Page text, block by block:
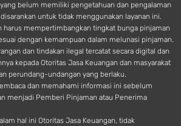
belum memiliki pengetahuan dan pengalaman
untuk tidak menggunakan layanan ini.
harus mempertimbangkan tingkat bunga pinjaman
dengan kemampuan dalam melunasi pinjaman.
dan tindakan ilegal tercatat secara digital dan
kepada Otoritas Jasa Keuangan dan masyarakat
perundang-undangan yang berlaku.
dan memahami informasi ini sebelum
menjadi Pemberi Pinjaman atau Penerima
hal ini Otoritas Jasa Keuangan, tidak